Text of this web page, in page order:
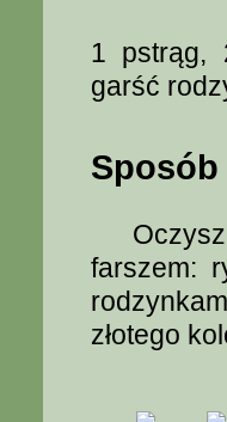
1 pstrąg,
garść
farszem:
złotego